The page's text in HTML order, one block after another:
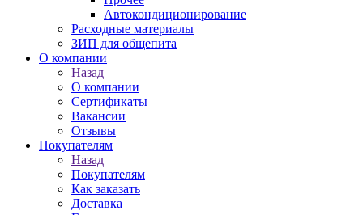
Автокондиционирование
Расходные материалы
ЗИП для общепита
О компании
Назад
О компании
Сертификаты
Вакансии
Отзывы
Покупателям
Назад
Покупателям
Как заказать
Доставка